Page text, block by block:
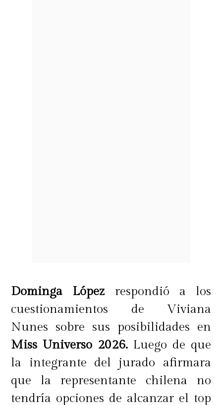
Dominga López respondió a los
cuestionamientos de Viviana
Nunes sobre sus posibilidades en
Miss Universo 2026.Luego de que
la integrante del jurado afirmara
que la representante chilena no
tendría opciones de alcanzar el top